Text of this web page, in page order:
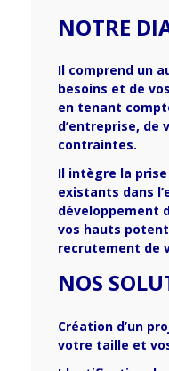
NOTRE
Il comprend un
besoins et de
en tenant
d’entreprise, de
contraintes.
Il intègre la
existants dans
développement
vos hauts
recrutement de
NOS
Création d’un
votre taille et